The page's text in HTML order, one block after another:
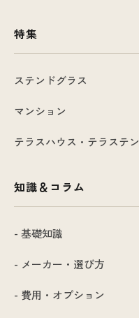
特集
ステンドグラス
マンション
テラスハウス・テラステン
知識＆コラム
- 基礎知識
- メーカー・選び方
- 費用・オプション